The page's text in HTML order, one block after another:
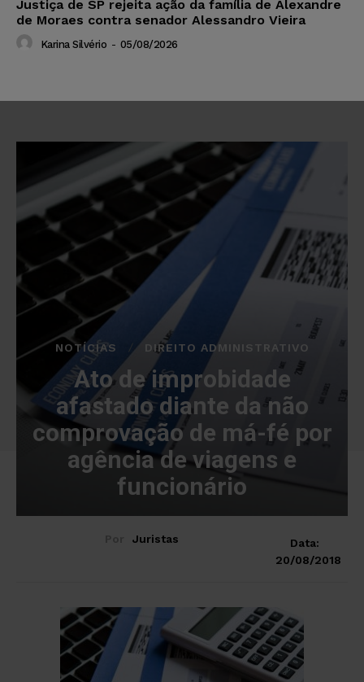
Justiça de SP rejeita ação da família de Alexandre
de Moraes contra senador Alessandro Vieira
Karina Silvério - 05/08/2026